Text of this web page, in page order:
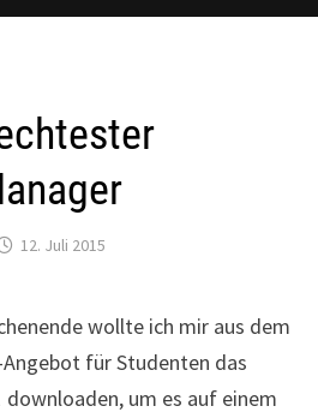
12. Juli 2015
wollte ich mir aus dem
für Studenten das
um es auf einem